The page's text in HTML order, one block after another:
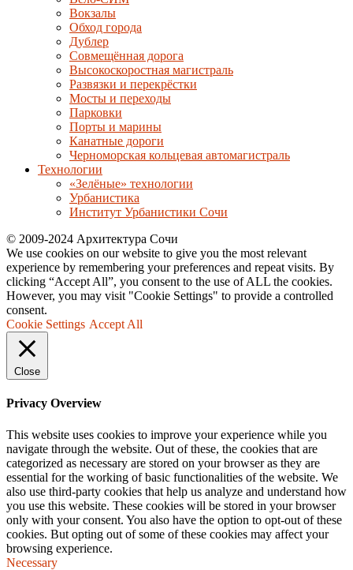
Вокзалы
Обход города
Дублер
Совмещённая дорога
Высокоскоростная магистраль
Развязки и перекрёстки
Мосты и переходы
Парковки
Порты и марины
Канатные дороги
Черноморская кольцевая автомагистраль
Технологии
«Зелёные» технологии
Урбанистика
Институт Урбанистики Сочи
© 2009-2024 Архитектура Сочи
We use cookies on our website to give you the most relevant
experience by remembering your preferences and repeat visits. By
clicking “Accept All”, you consent to the use of ALL the cookies.
However, you may visit "Cookie Settings" to provide a controlled
consent.
Cookie Settings Accept All
Close
Privacy Overview
This website uses cookies to improve your experience while you
navigate through the website. Out of these, the cookies that are
categorized as necessary are stored on your browser as they are
essential for the working of basic functionalities of the website. We
also use third-party cookies that help us analyze and understand how
you use this website. These cookies will be stored in your browser
only with your consent. You also have the option to opt-out of these
cookies. But opting out of some of these cookies may affect your
browsing experience.
Necessary